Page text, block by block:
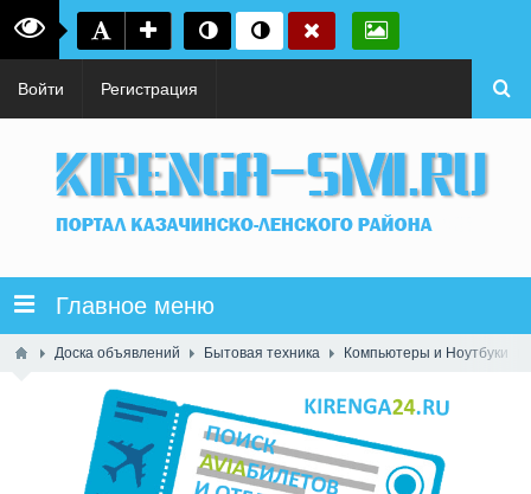
Войти Регистрация
Главное меню
Доска объявлений Бытовая техника Компьютеры и Ноутбуки